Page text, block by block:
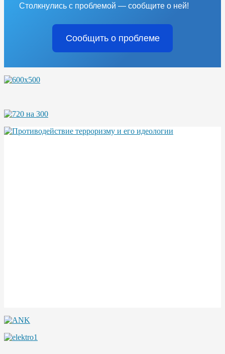
Столкнулись с проблемой — сообщите о ней!
Сообщить о проблеме